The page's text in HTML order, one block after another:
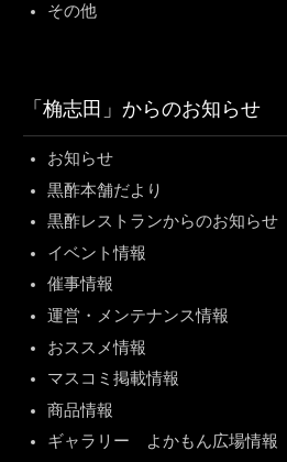
その他
「桷志田」からのお知らせ
お知らせ
黒酢本舗だより
黒酢レストランからのお知らせ
イベント情報
催事情報
運営・メンテナンス情報
おススメ情報
マスコミ掲載情報
商品情報
ギャラリー よかもん広場情報